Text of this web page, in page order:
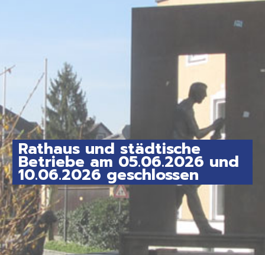
Rathaus und städtische
Betriebe am 05.06.2026 und
10.06.2026 geschlossen